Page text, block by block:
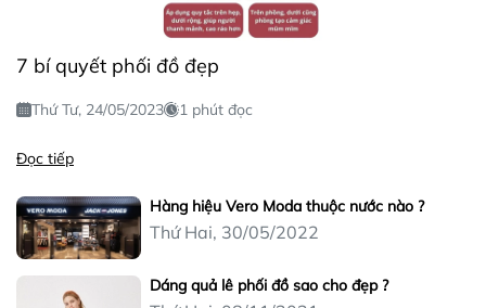
7 bí quyết phối đồ đẹp
Thứ Tư, 24/05/2023 1 phút đọc
Đọc tiếp
Hàng hiệu Vero Moda thuộc nước nào ?
Thứ Hai, 30/05/2022
Dáng quả lê phối đồ sao cho đẹp ?